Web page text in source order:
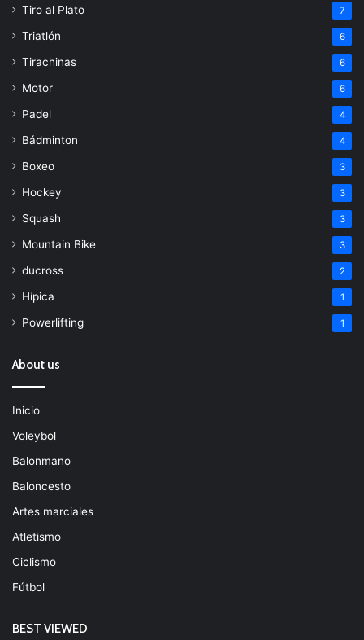
Tiro al Plato 7
Triatlón 6
Tirachinas 6
Motor 6
Padel 4
Bádminton 4
Boxeo 3
Hockey 3
Squash 3
Mountain Bike 3
ducross 2
Hípica 1
Powerlifting 1
About us
Inicio
Voleybol
Balonmano
Baloncesto
Artes marciales
Atletismo
Ciclismo
Fútbol
BEST VIEWED